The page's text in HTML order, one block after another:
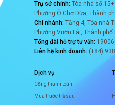
Trụ sở chính: Tòa nhà số
Phường Ô Chợ Dừa, Thành
Chi nhánh: Tầng 4, Tòa nhà
Phường Vườn Lài, Thành
Tổng đài hỗ trợ tư vấn:
Liên hệ kinh doanh: (+84)
Dịch vụ
Cổng thanh toán
Mua trước trả sau